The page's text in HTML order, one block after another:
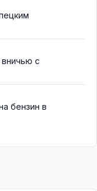
с
бензин в